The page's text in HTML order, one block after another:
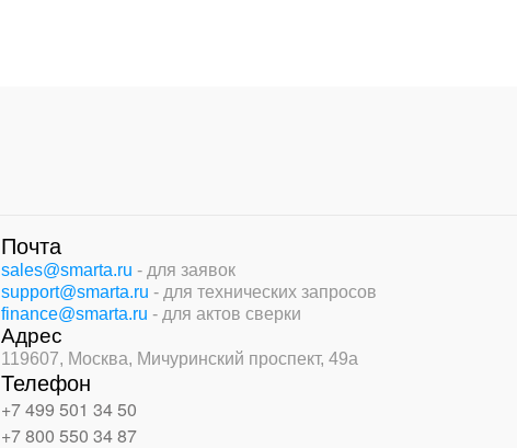
Почта
sales@smarta.ru - для заявок
support@smarta.ru - для технических запросов
finance@smarta.ru - для актов сверки
Адрес
119607, Москва, Мичуринский проспект, 49а
Телефон
+7 499 501 34 50
+7 800 550 34 87